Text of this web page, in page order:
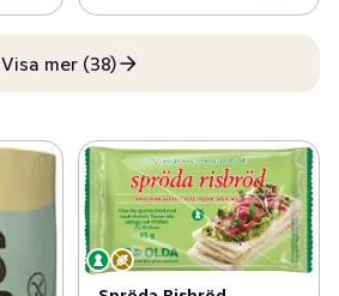
Visa mer (38)